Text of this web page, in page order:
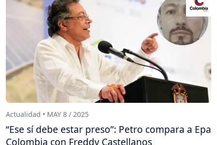
Actualidad • MAY 8 / 2025
“Ese sí debe estar preso”: Petro compara a Epa
Colombia con Freddy Castellanos